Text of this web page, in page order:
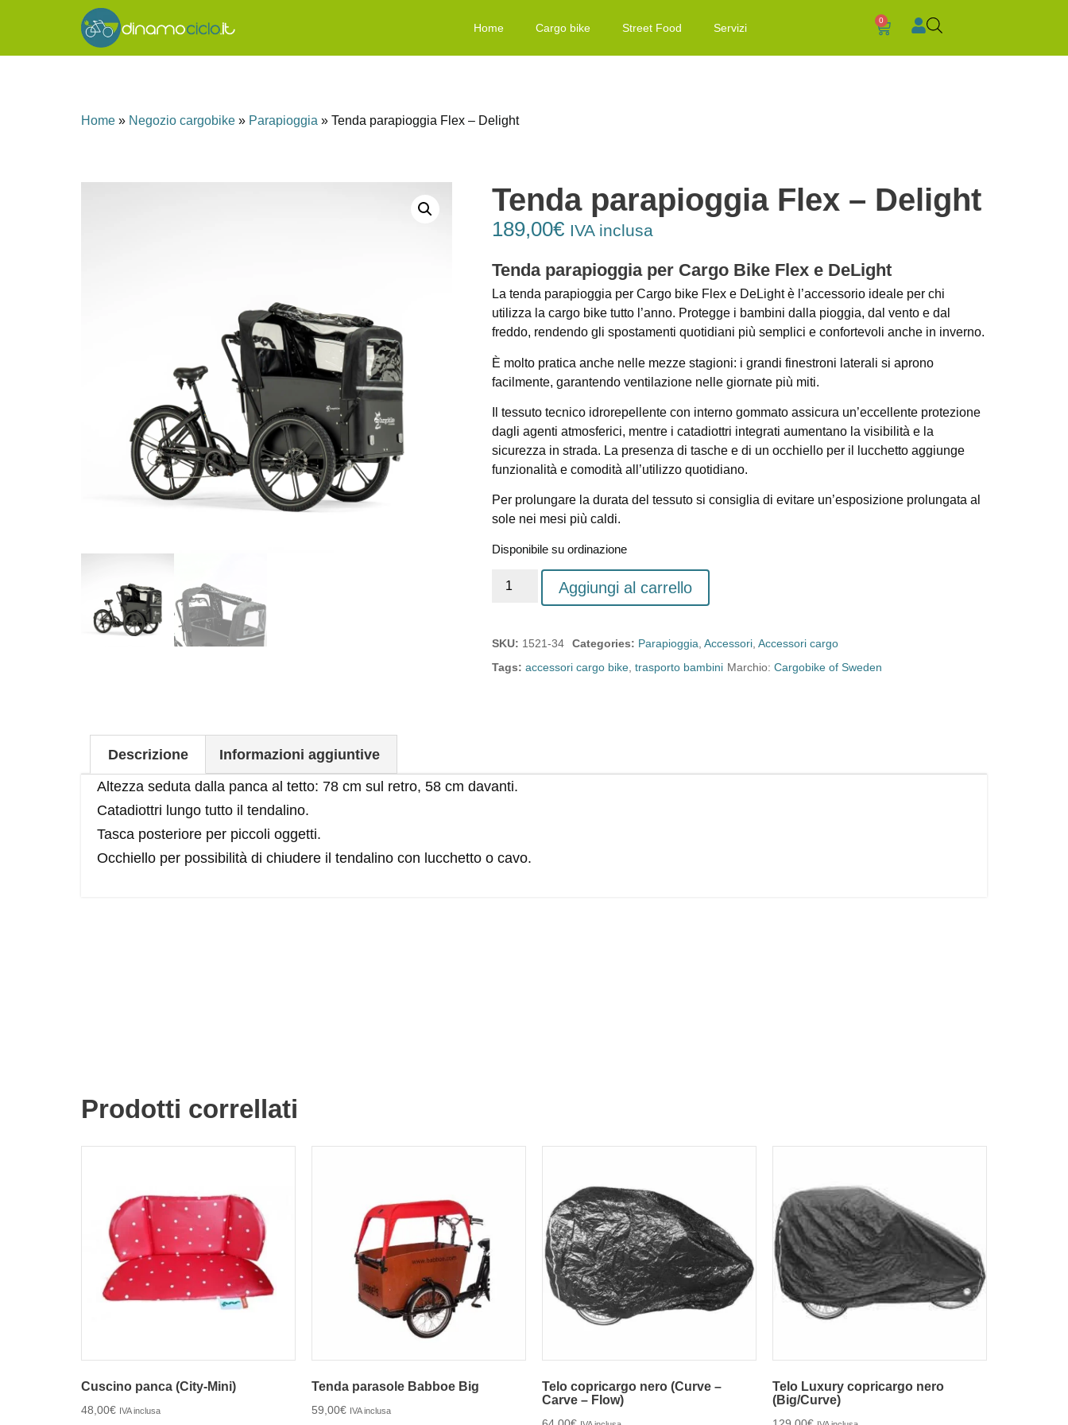
Home Cargo bike Street Food Servizi
0
Home » Negozio cargobike » Parapioggia » Tenda parapioggia Flex – Delight
Tenda parapioggia Flex – Delight
189,00€ IVA inclusa
Tenda parapioggia per Cargo Bike Flex e DeLight
La tenda parapioggia per Cargo bike Flex e DeLight è l’accessorio ideale per chi
utilizza la cargo bike tutto l’anno. Protegge i bambini dalla pioggia, dal vento e dal
freddo, rendendo gli spostamenti quotidiani più semplici e confortevoli anche in inverno.
È molto pratica anche nelle mezze stagioni: i grandi finestroni laterali si aprono
facilmente, garantendo ventilazione nelle giornate più miti.
Il tessuto tecnico idrorepellente con interno gommato assicura un’eccellente protezione
dagli agenti atmosferici, mentre i catadiottri integrati aumentano la visibilità e la
sicurezza in strada. La presenza di tasche e di un occhiello per il lucchetto aggiunge
funzionalità e comodità all’utilizzo quotidiano.
Per prolungare la durata del tessuto si consiglia di evitare un’esposizione prolungata al
sole nei mesi più caldi.
Disponibile su ordinazione
Aggiungi al carrello
SKU: 1521-34 Categories: Parapioggia ,Accessori ,Accessori cargo
Tags: accessori cargo bike ,trasporto bambini Marchio:Cargobike of Sweden
Descrizione Informazioni aggiuntive
Altezza seduta dalla panca al tetto: 78 cm sul retro, 58 cm davanti.
Catadiottri lungo tutto il tendalino.
Tasca posteriore per piccoli oggetti.
Occhiello per possibilità di chiudere il tendalino con lucchetto o cavo.
Prodotti correllati
Cuscino panca (City-Mini)
48,00€ IVA inclusa
Tenda parasole Babboe Big
59,00€ IVA inclusa
Telo copricargo nero (Curve –
Carve – Flow)
Telo Luxury copricargo nero
(Big/Curve)